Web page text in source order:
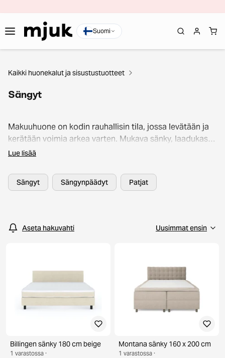
Suomi
Kaikki huonekalut ja sisustustuotteet
Sängyt
Makuuhuone on kodin rauhallisin tila, jossa levätään ja
kerätään voimia arkea varten. Mukava sänky, laadukas
patja ja tyylikäs sängynpääty tekevät huoneesta
valikoimasta löydät makuuhuoneen kalusteet ja
sisustuselementit, jotka yhdistävät tyylin ja
Lue lisää
Sängyt Sängynpäädyt Patjat
Aseta hakuvahti
Billingen sänky 180 cm beige
1 varastossa ·
Montana sänky 160 x 200 cm
1 varastossa ·